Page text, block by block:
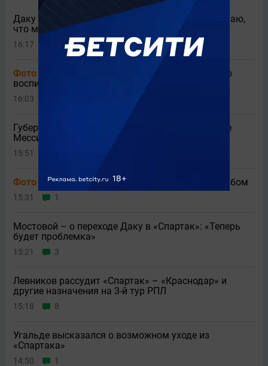
Даку обратился к фанатам «Спартака»: «Понимаю,
что мог выглядеть высокомерным»
16:17
Фото
У Карпина впервые родился сын – тренер
воспитывает пять дочерей
16:03
Губерниев назвал футболиста, игравшего лучше
Месси и Роналду
15:51
Фото Салах подписал контракт с турецким клубом
15:31 1
Мостовой – о переходе Даку в «Спартак»: «Теперь
будет проблемка»
15:21 3
Левников рассудит «Спартак» – «Краснодар» и
другие назначения на 3-й тур РПЛ
15:18 8
Угальде высказался о возможном уходе из
«Спартака»
14:50 1